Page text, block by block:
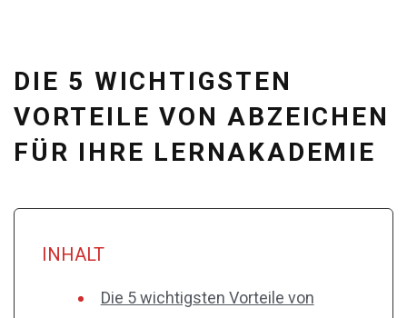
DIE 5 WICHTIGSTEN
VORTEILE VON ABZEICHEN
FÜR IHRE LERNAKADEMIE
INHALT
Die 5 wichtigsten Vorteile von